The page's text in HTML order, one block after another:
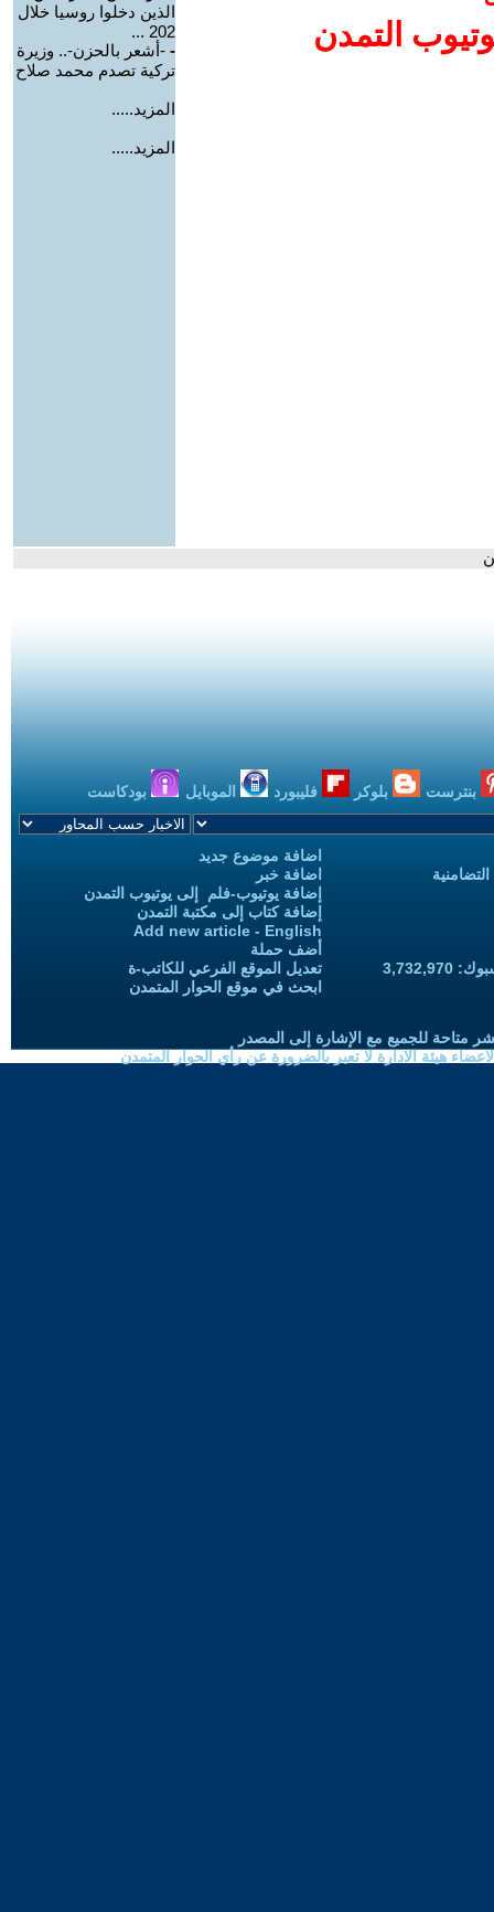
التمدن
الذين دخلوا روسيا خلال
202 ...
- -أشعر بالحزن-.. وزيرة
تركية تصدم محمد صلاح
المزيد.....
المزيد.....
بنترست بلوكر فليبورد الموبايل بودكاست
اضافة موضوع جديد
اضافة خبر
إضافة يوتيوب-فلم إلى يوتيوب التمدن
إضافة كتاب إلى مكتبة التمدن
Add new article - English
أضف حملة
تعديل الموقع الفرعي للكاتب-ة
ابحث في موقع الحوار المتمدن
متاحة للجميع مع الإشارة إلى المصدر
هيئة الادارة لا تعبر بالضرورة عن رأي الحوار المتمدن